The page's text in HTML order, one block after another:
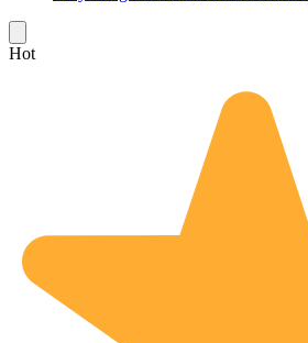
Hot